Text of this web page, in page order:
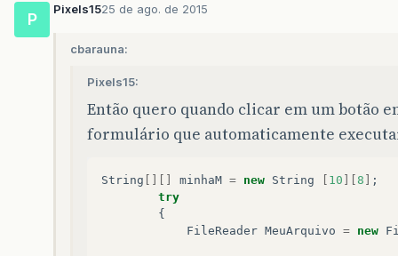
P
Pixels1525 de ago. de 2015
cbarauna:
Pixels15:
Então quero quando clicar em um botão
formulário que automaticamente
String minhaM = new String 10 8
;
try
{
FileReader MeuArquivo = new